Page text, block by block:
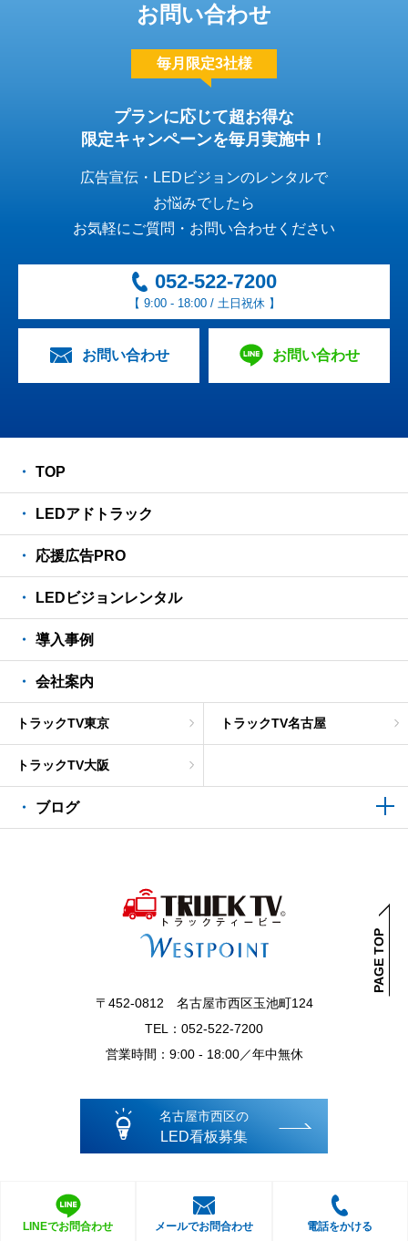
お問い合わせ
毎月限定3社様
プランに応じて超お得な
限定キャンペーンを毎月実施中！
広告宣伝・LEDビジョンのレンタルで
お悩みでしたら
お気軽にご質問・お問い合わせください
052-522-7200
【 9:00 - 18:00 / 土日祝休 】
お問い合わせ お問い合わせ
〒452-0812 名古屋市西区玉池町124
TEL：052-522-7200
営業時間：9:00 - 18:00／年中無休
TOP
LEDアドトラック
応援広告PRO
LEDビジョンレンタル
導入事例
会社案内
トラックTV東京 トラックTV名古屋
トラックTV大阪
ブログ
名古屋市西区の
LED看板募集
PAGE TOP
LINEでお問合わせ メールでお問合わせ 電話をかける